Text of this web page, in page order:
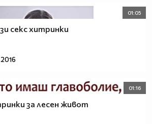
01:05
секс хитринки
01:16
за лесен живот